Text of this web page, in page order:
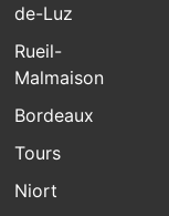
de-Luz
Rueil-
Malmaison
Bordeaux
Tours
Niort